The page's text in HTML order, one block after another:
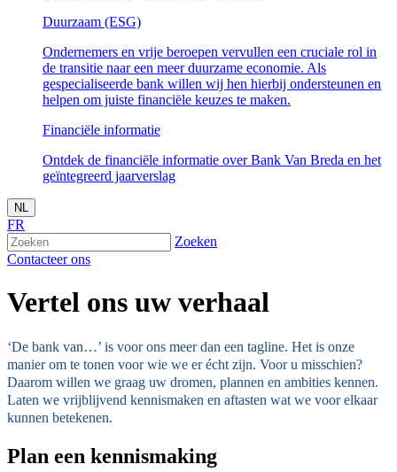
Duurzaam (ESG)
Ondernemers en vrije beroepen vervullen een cruciale rol in
de transitie naar een meer duurzame economie. Als
gespecialiseerde bank willen wij hen hierbij ondersteunen en
helpen om juiste financiële keuzes te maken.
Financiële informatie
Ontdek de financiële informatie over Bank Van Breda en het
geïntegreerd jaarverslag
NL
FR
Zoeken
Contacteer ons
Vertel ons uw verhaal
‘De bank van…’ is voor ons meer dan een tagline. Het is onze
manier om te tonen voor wie we er écht zijn. Voor u misschien?
Daarom willen we graag uw dromen, plannen en ambities kennen.
Laten we vrijblijvend kennismaken en aftasten wat we voor elkaar
kunnen betekenen.
Plan een kennismaking